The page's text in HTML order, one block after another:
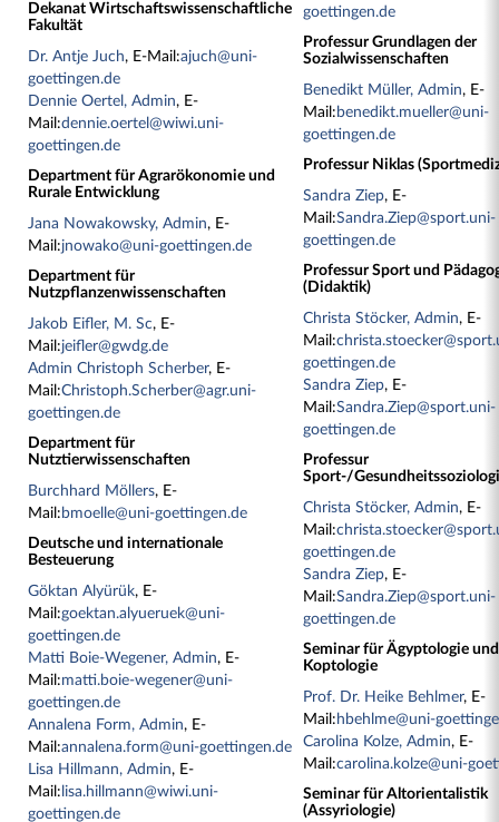
Dekanat Wirtschaftswissenschaftliche
Fakultät
Dr. Antje Juch, E-Mail:ajuch@uni-
goettingen.de
Dennie Oertel, Admin, E-
Mail:dennie.oertel@wiwi.uni-
goettingen.de
Department für Agrarökonomie und
Rurale Entwicklung
Jana Nowakowsky, Admin, E-
Mail:jnowako@uni-goettingen.de
Department für
Nutzpflanzenwissenschaften
Jakob Eifler, M. Sc, E-
Mail:jeifler@gwdg.de
Admin Christoph Scherber, E-
Mail:Christoph.Scherber@agr.uni-
goettingen.de
Department für
Nutztierwissenschaften
Burchhard Möllers, E-
Mail: bmoelle@uni-goettingen.de
Deutsche und internationale
Besteuerung
Göktan Alyürük, E-
Mail:goektan.alyueruek@uni-
goettingen.de
Matti Boie-Wegener, Admin, E-
Mail:matti.boie-wegener@uni-
goettingen.de
Annalena Form, Admin, E-
Mail:annalena.form@uni-goettingen.de
Lisa Hillmann, Admin, E-
Mail: lisa.hillmann@wiwi.uni-
goettingen.de
goettingen.de
Professur Grundlagen der
Sozialwissenschaften
Benedikt Müller, Admin, E-
Mail: benedikt.mueller@uni-
goettingen.de
Professur Niklas
Sandra Ziep, E-
Mail:Sandra.Ziep@sport.uni-
goettingen.de
Professur Sport und
(Didaktik)
Christa Stöcker, Admin, E-
Mail:
goettingen.de
Sandra Ziep, E-
Mail:Sandra.Ziep@sport.uni-
goettingen.de
Professur
Sport-/
Christa Stöcker, Admin, E-
Mail:
goettingen.de
Sandra Ziep, E-
Mail:Sandra.Ziep@sport.uni-
goettingen.de
Seminar für Ägyptologie und
Koptologie
Prof. Dr. Heike Behlmer, E-
Mail: hbehlme@uni-
Carolina Kolze, Admin, E-
Mail:carolina.kolze@uni-
Seminar für Altorientalistik
(Assyriologie)